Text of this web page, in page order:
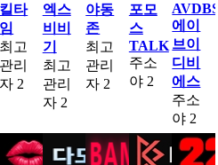
킬타
임
최고
관리
자 2
엑스
비비
기
최고
관리
자 2
야동
존
최고
관리
자 2
포모
스
TALK
주소
야 2
에이
브이
디비
에스
주소
야 2